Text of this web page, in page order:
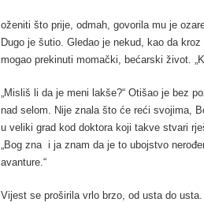
oženiti što prije, odmah, govorila mu je
Dugo je šutio. Gledao je nekud, kao da
mogao prekinuti momački, bećarski život.
„Misliš li da je meni lakše?“ Otišao je bez
nad selom. Nije znala što će reći svojima,
u veliki grad kod doktora koji takve stvari
„Bog zna i ja znam da je to ubojstvo
avanture.“
Vijest se proširila vrlo brzo, od usta do usta.